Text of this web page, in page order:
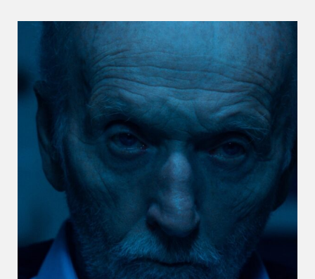
Sky
Showtime
Podsumowania
2023
2022
2021
2020
2019